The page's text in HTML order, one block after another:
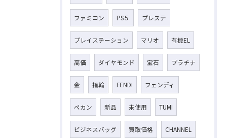
ファミコン PS５ プレステ
プレイステーション マリオ 有機EL
高価 ダイヤモンド 宝石 プラチナ
金 指輪 FENDI フェンディ
ペカン 新品 未使用 TUMI
ビジネスバッグ 買取価格 CHANNEL